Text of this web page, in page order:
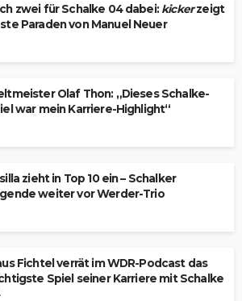
zwei für Schalke 04 dabei:kickerzeigt
Paraden von Manuel Neuer
Olaf Thon: „Dieses Schalke-
war mein Karriere-Highlight“
zieht in Top 10 ein – Schalker
weiter vor Werder-Trio
Fichtel verrät im WDR-Podcast das
Spiel seiner Karriere mit Schalke